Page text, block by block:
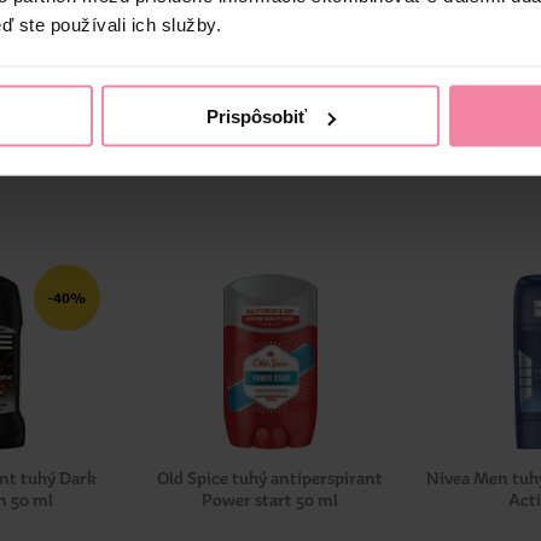
ste používali ich služby.
Prispôsobiť
na pokožke.
ako 100 rokov. Vo svojom portfóliu má viac ako len ikonický
vhodné pre bábätká.
-40%
tuhý Dark
50 ml
Old Spice tuhý antiperspirant
Power start 50 ml
Nivea Men